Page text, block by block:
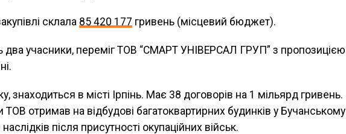
склала 85 420 177 гривень (місцевий бюджет).
два учасники, переміг ТОВ “СМАРТ УНІВЕРСАЛ ГРУП” з пропозицією
знаходиться в місті Ірпінь. Має 38 договорів на 1 мільярд гривень.
ТОВ отримав на відбудові багатоквартирних будинків у Бучанському
наслідків після присутності окупаційних військ.